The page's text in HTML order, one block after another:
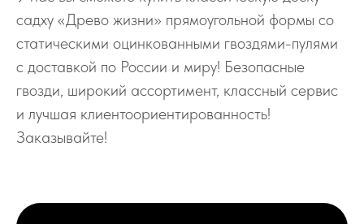
садху «Древо жизни» прямоугольной формы со
статическими оцинкованными гвоздями-пулями
с доставкой по России и миру! Безопасные
гвозди, широкий ассортимент, классный сервис
и лучшая клиентоориентированность!
Заказывайте!